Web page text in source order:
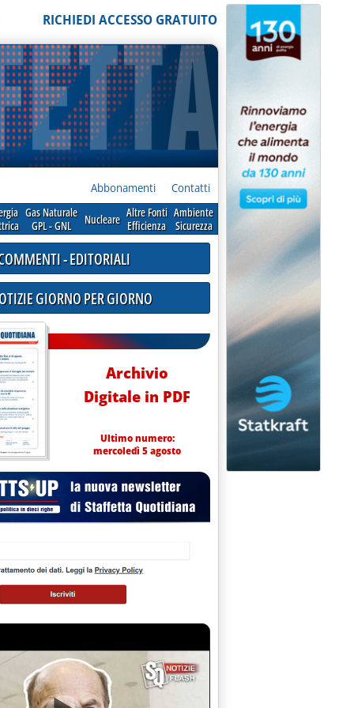
RICHIEDI ACCESSO GRATUITO
Abbonamenti Contatti
Gas Naturale
GPL - GNL
Nucleare Altre Fonti
Efficienza
Ambiente
Sicurezza
- EDITORIALI
GIORNO PER GIORNO
Archivio
Digitale in PDF
Ultimo numero:
mercoledì 5 agosto